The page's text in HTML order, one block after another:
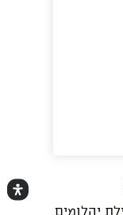
יהלומים